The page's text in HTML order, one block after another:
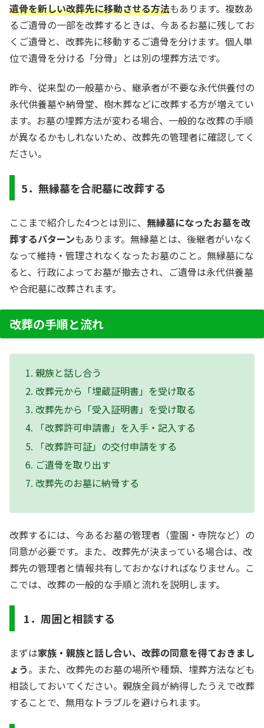
遺骨を新しい改葬先に移動させる方法もあります。複数あ
るご遺骨の一部を改葬するときは、今あるお墓に残してお
くご遺骨と、改葬先に移動するご遺骨を分けます。個人単
位で遺骨を分ける「分骨」とは別の埋葬方法です。
昨今、従来型の一般墓から、継承者が不要な永代供養付の
永代供養墓や納骨堂、樹木葬などに改葬する方が増えてい
ます。お墓の埋葬方法が変わる場合、一般的な改葬の手順
が異なるかもしれないため、改葬先の管理者に確認してく
ださい。
5．無縁墓を合祀墓に改葬する
ここまで紹介した4つとは別に、 無縁墓になったお墓を改
葬するパターンもあります。無縁墓とは、後継者がいなく
なって維持・管理されなくなったお墓のこと。無縁墓にな
ると、行政によってお墓が撤去され、ご遺骨は永代供養墓
や合祀墓に改葬されます。
改葬の手順と流れ
親族と話し合う
改葬元から「埋蔵証明書」を受け取る
改葬先から「受入証明書」を受け取る
「改葬許可申請書」を入手・記入する
「改葬許可証」の交付申請をする
ご遺骨を取り出す
改葬先のお墓に納骨する
改葬するには、今あるお墓の管理者（霊園・寺院など）の
同意が必要です。また、改葬先が決まっている場合は、改
葬先の管理者と情報共有しておかなければなりません。こ
こでは、改葬の一般的な手順と流れを説明します。
1．周囲と相談する
まずは家族・親族と話し合い、改葬の同意を得ておきまし
ょう。また、改葬先のお墓の場所や種類、埋葬方法なども
相談しておいてください。親族全員が納得したうえで改葬
することで、無用なトラブルを避けられます。